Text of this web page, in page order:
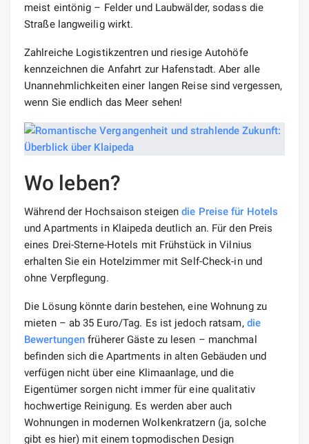
meist eintönig – Felder und Laubwälder, sodass die
Straße langweilig wirkt.
Zahlreiche Logistikzentren und riesige Autohöfe
kennzeichnen die Anfahrt zur Hafenstadt. Aber alle
Unannehmlichkeiten einer langen Reise sind vergessen,
wenn Sie endlich das Meer sehen!
Wo leben?
Während der Hochsaison steigendie Preise für Hotels
und Apartments in Klaipeda deutlich an. Für den Preis
eines Drei-Sterne-Hotels mit Frühstück in Vilnius
erhalten Sie ein Hotelzimmer mit Self-Check-in und
ohne Verpflegung.
Die Lösung könnte darin bestehen, eine Wohnung zu
mieten – ab 35 Euro/Tag. Es ist jedoch ratsam, die
Bewertungen früherer Gäste zu lesen – manchmal
befinden sich die Apartments in alten Gebäuden und
verfügen nicht über eine Klimaanlage, und die
Eigentümer sorgen nicht immer für eine qualitativ
hochwertige Reinigung. Es werden aber auch
Wohnungen in modernen Wolkenkratzern (ja, solche
gibt es hier) mit einem topmodischen Design